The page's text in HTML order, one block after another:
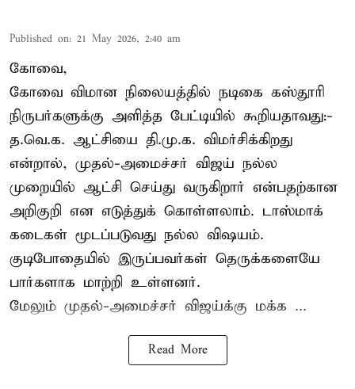
Published on: 21 May 2026, 2:40 am
கோவை,
கோவை விமான நிலையத்தில் நடிகை கஸ்தூரி
நிருபர்களுக்கு அளித்த பேட்டியில் கூறியதாவது:-
த.வெ.க. ஆட்சியை தி.மு.க. விமர்சிக்கிறது
என்றால், முதல்-அமைச்சர் விஜய் நல்ல
முறையில் ஆட்சி செய்து வருகிறார் என்பதற்கான
அறிகுறி என எடுத்துக் கொள்ளலாம். டாஸ்மாக்
கடைகள் மூடப்படுவது நல்ல விஷயம்.
குடிபோதையில் இருப்பவர்கள் தெருக்களையே
பார்களாக மாற்றி உள்ளனர்.
மேலும் முதல்-அமைச்சர் விஜய்க்கு மக்க ...
Read More